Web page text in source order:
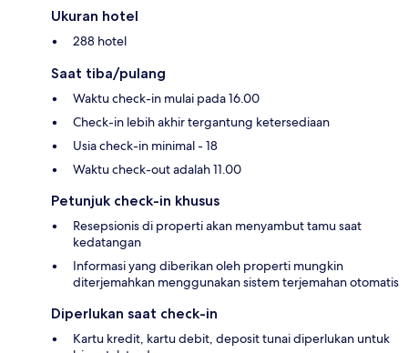
Ukuran hotel
288 hotel
Saat tiba/pulang
Waktu check-in mulai pada 16.00
Check-in lebih akhir tergantung ketersediaan
Usia check-in minimal - 18
Waktu check-out adalah 11.00
Petunjuk check-in khusus
Resepsionis di properti akan menyambut tamu saat
kedatangan
Informasi yang diberikan oleh properti mungkin
diterjemahkan menggunakan sistem terjemahan otomatis
Diperlukan saat check-in
Kartu kredit, kartu debit, deposit tunai diperlukan untuk